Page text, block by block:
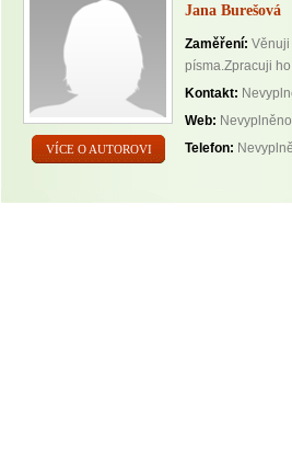
VÍCE O AUTOROVI
Jana Burešová
Zaměření: Věnuji
písma.Zpracuji
Kontakt:
Web: Nevyplněno
Telefon: